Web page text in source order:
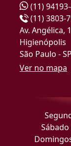
(11)
(11) 3803-
Av. Angélica,
Higienópolis
São Paulo - SP
Ver no mapa